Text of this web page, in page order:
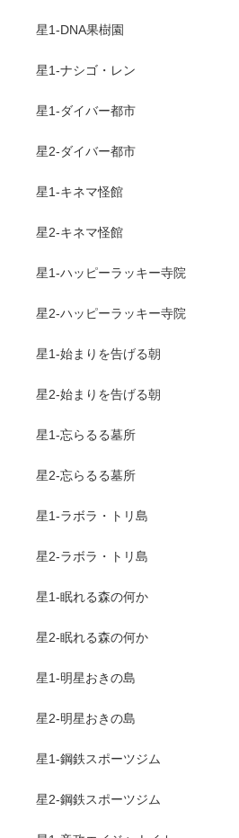
星1-DNA果樹園
星1-ナシゴ・レン
星1-ダイバー都市
星2-ダイバー都市
星1-キネマ怪館
星2-キネマ怪館
星1-ハッピーラッキー寺院
星2-ハッピーラッキー寺院
星1-始まりを告げる朝
星2-始まりを告げる朝
星1-忘らるる墓所
星2-忘らるる墓所
星1-ラボラ・トリ島
星2-ラボラ・トリ島
星1-眠れる森の何か
星2-眠れる森の何か
星1-明星おきの島
星2-明星おきの島
星1-鋼鉄スポーツジム
星2-鋼鉄スポーツジム